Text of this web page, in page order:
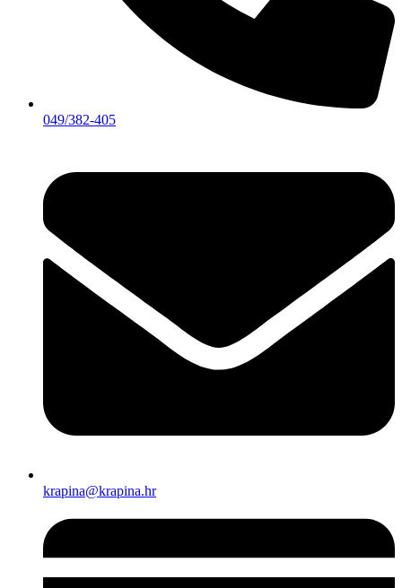
049/382-405
krapina@krapina.hr